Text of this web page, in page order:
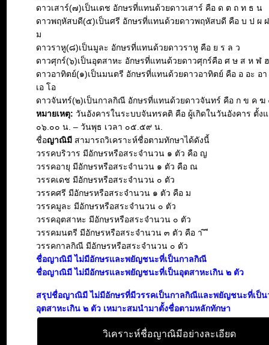
ดาวเสาร์(๗)เป็นเดช อักษรที่แทนด้วยดาวเสาร์ คือ ด ต ถ ท ธ น
ดาวพฤหัสบดี(๕)เป็นศรี อักษรที่แทนด้วยดาวพฤหัสบดี คือ บ ป ผ
ม
ดาวราหู(๘)เป็นมูละ อักษรที่แทนด้วยดาวราหู คือ ย ร ล ว
ดาวศุกร์(๖)เป็นอุตสาหะ อักษรที่แทนด้วยดาวศุกร์คือ ศ ษ ส ห ฬ ฮ
ดาวอาทิตย์(๑)เป็นมนตรี อักษรที่แทนด้วยดาวอาทิตย์ คือ อ อะ อา
เอ โอ
ดาวจันทร์(๒)เป็นกาลกิณี อักษรที่แทนด้วยดาวจันทร์ คือ ก ข ค ฆ
หมายเหตุ: วันอังคารในระบบจันทรคติ คือ ผู้เกิดในวันอังคาร ตั้งแ
๐๖.๐๐ น. – วันพุธ เวลา ๐๕.๕๙ น.
ชื่อญาณิมี สามารถวิเคราะห์ชื่อตามทักษาได้ดังนี้
วรรคบริวาร มีอักษรหรือสระจำนวน ๑ ตัว คือ ญ
วรรคอายุ มีอักษรหรือสระจำนวน ๑ ตัว คือ ณ
วรรคเดช มีอักษรหรือสระจำนวน ๐ ตัว
วรรคศรี มีอักษรหรือสระจำนวน ๑ ตัว คือ ม
วรรคมูละ มีอักษรหรือสระจำนวน ๐ ตัว
วรรคอุตสาหะ มีอักษรหรือสระจำนวน ๐ ตัว
วรรคมนตรี มีอักษรหรือสระจำนวน ๓ ตัว คือ า ิ ี
วรรคกาลกิณี มีอักษรหรือสระจำนวน ๐ ตัว
ชื่อญาณิมี ไม่มีอักษรและพยัญชนะที่เป็นกาลกิณี
ชื่อญาณิมี ไม่มีอักษรและพยัญชนะที่เป็นอุตสาหะเกิน ๒ ตัว
สรุปชื่อญาณิมี ไม่มีอักษรที่มีวรรคเป็นกาลกิณีและพยัญชนะที่เป็น
อุตสาหะเกิน ๒ ตัว เหมาะสมนำมาตั้งชื่อตามหลักทักษา
วิเคราะห์ชื่อญาณิมีอย่างละเอียด